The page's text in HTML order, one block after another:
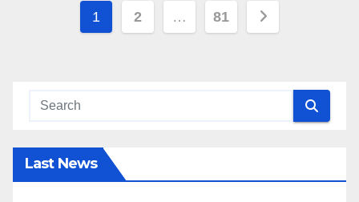
Posts
1 2 … 81
Last News